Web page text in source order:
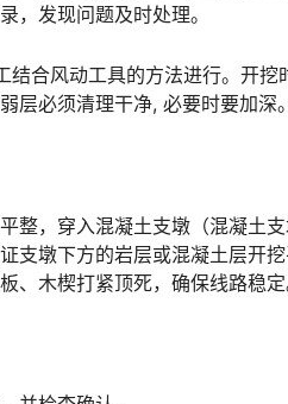
，发现问题及时处理。
结合风动工具的方法进行。开
层必须清理干净, 必要时要加深。󠅅󠅃󠄵󠅂󠄪󠇖󠆨󠆨󠇕󠆞󠆒󠅬󠇘󠆭󠆘󠇙󠆝󠅵󠇗󠆭󠆁󠄐󠇗󠅹󠅸󠇖󠆍󠅳󠇖󠅹󠅰󠇖󠆌󠅹
整，穿入混凝土支墩（混凝土
支墩下方的岩层或混凝土层开
、木楔打紧顶死，确保线路稳定